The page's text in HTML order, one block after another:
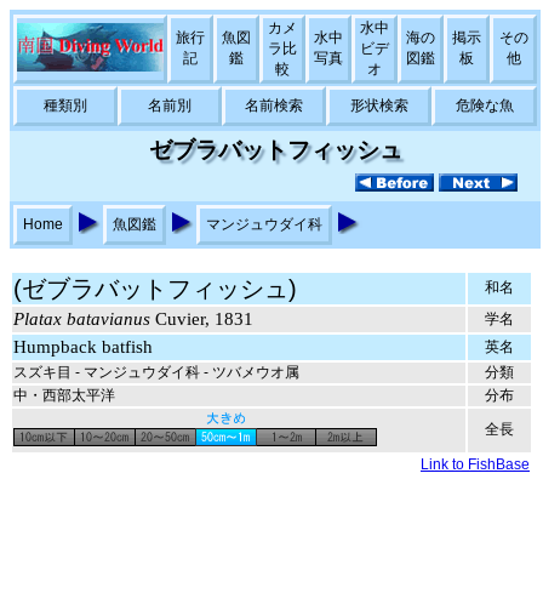
旅行
記
魚図
鑑
カメ
ラ比
較
水中
写真
水中
ビデ
オ
海の
図鑑
掲示
板
その
他
種類別 名前別 名前検索 形状検索 危険な魚
ゼブラバットフィッシュ
Home 魚図鑑 マンジュウダイ科
(ゼブラバットフィッシュ) 和名
Platax batavianus Cuvier, 1831 学名
Humpback batfish
英名
スズキ目 - マンジュウダイ科 - ツバメウオ属
分類
中・西部太平洋
分布
全長
Link to FishBase